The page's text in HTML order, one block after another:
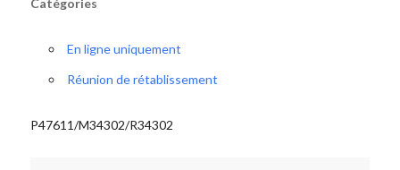
Catégories
En ligne uniquement
Réunion de rétablissement
P47611/M34302/R34302